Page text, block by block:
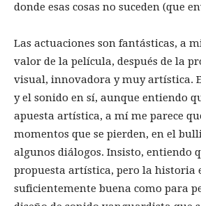
donde esas cosas no suceden (que
Las actuaciones son fantásticas, a
valor de la película, después de la
visual, innovadora y muy artística.
y el sonido en sí, aunque entiendo
apuesta artística, a mí me parece
momentos que se pierden, en el
algunos diálogos. Insisto, entiendo
propuesta artística, pero la historia
suficientemente buena como para